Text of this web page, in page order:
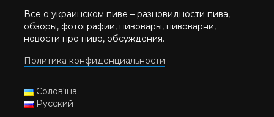
Все о украинском пиве – разновидности пива,
обзоры, фотографии, пивовары, пивоварни,
новости про пиво, обсуждения.
Политика конфиденциальности
Солов'їна
Русский